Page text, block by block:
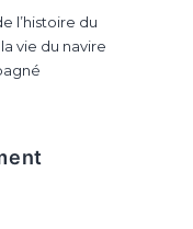
l’histoire du
vie du navire